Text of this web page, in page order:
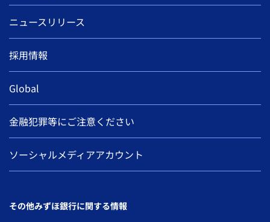
ニュースリリース
採用情報
Global
金融犯罪等にご注意ください
ソーシャルメディアアカウント
その他みずほ銀行に関する情報